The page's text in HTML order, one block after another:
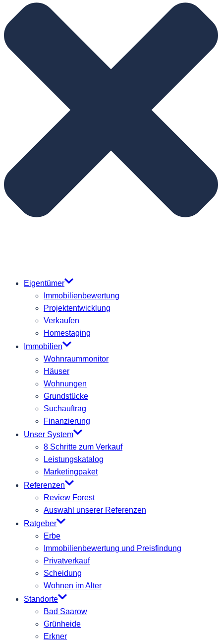
Eigentümer
Immobilienbewertung
Projektentwicklung
Verkaufen
Homestaging
Immobilien
Wohnraummonitor
Häuser
Wohnungen
Grundstücke
Suchauftrag
Finanzierung
Unser System
8 Schritte zum Verkauf
Leistungskatalog
Marketingpaket
Referenzen
Review Forest
Auswahl unserer Referenzen
Ratgeber
Erbe
Immobilienbewertung und Preisfindung
Privatverkauf
Scheidung
Wohnen im Alter
Standorte
Bad Saarow
Grünheide
Erkner